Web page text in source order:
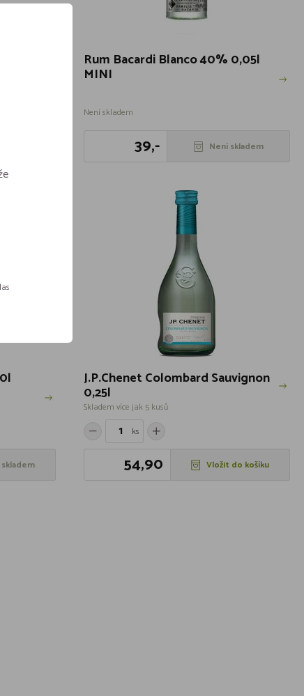
Rum Bacardi Blanco 40% 0,05l
MINI
Není skladem
39,- Není skladem
J.P.Chenet Colombard Sauvignon
0,25l
Skladem více jak 5 kusů
ks
54,90 Vložit do košíku